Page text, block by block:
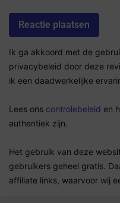
Ik ga akkoord met de
privacybeleid door deze
ik een daadwerkelijke
Lees ons controlebeleid en
authentiek zijn.
Het gebruik van deze
gebruikers geheel gratis.
affiliate links, waarvoor wij